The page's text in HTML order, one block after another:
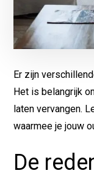
Er zijn
Het is belangrijk
laten vervangen.
waarmee je jouw
De